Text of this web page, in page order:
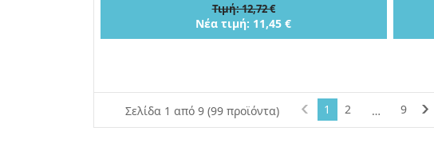
Τιμή: 12,72 €
Νέα τιμή: 11,45 €
Σελίδα 1 από 9 (99 προϊόντα) 1 2 … 9